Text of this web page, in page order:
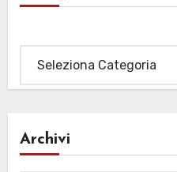
Archivi